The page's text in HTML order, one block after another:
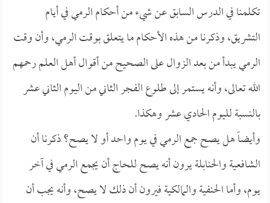
تكلمنا في الدرس السابق عن شيء من أحكام الرمي في أيام
التشريق، وذكرنا من هذه الأحكام ما يتعلق بوقت الرمي، وأن وقت
الرمي يبدأ من بعد الزوال على الصحيح من أقوال أهل العلم رحمهم
الله تعالى، وأنه يستمر إلى طلوع الفجر الثاني من اليوم الثاني عشر
بالنسبة لليوم الحادي عشر وهكذا.
وأيضاً هل يصح جمع الرمي في يوم واحد أو لا يصح؟ ذكرنا أن
الشافعية والحنابلة يرون أنه يصح للحاج أن يجمع الرمي في آخر
يوم، وأما الحنفية والمالكية فيرون أن ذلك لا يصح، وأنه يجب أن